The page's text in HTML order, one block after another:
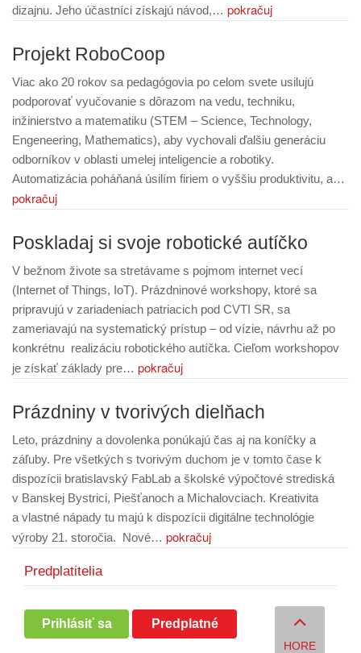
dizajnu. Jeho účastníci získajú návod,… pokračuj
Projekt RoboCoop
Viac ako 20 rokov sa pedagógovia po celom svete usilujú
podporovať vyučovanie s dôrazom na vedu, techniku,
inžinierstvo a matematiku (STEM – Science, Technology,
Engeneering, Mathematics), aby vychovali ďalšiu generáciu
odborníkov v oblasti umelej inteligencie a robotiky.
Automatizácia poháňaná úsilím firiem o vyššiu produktivitu, a…
pokračuj
Poskladaj si svoje robotické autíčko
V bežnom živote sa stretávame s pojmom internet vecí
(Internet of Things, IoT). Prázdninové workshopy, ktoré sa
pripravujú v zariadeniach patriacich pod CVTI SR, sa
zameriavajú na systematický prístup – od vízie, návrhu až po
konkrétnu realizáciu robotického autíčka. Cieľom workshopov
je získať základy pre… pokračuj
Prázdniny v tvorivých dielňach
Leto, prázdniny a dovolenka ponúkajú čas aj na koníčky a
záľuby. Pre všetkých s tvorivým duchom je v tomto čase k
dispozícii bratislavský FabLab a školské výpočtové strediská
v Banskej Bystrici, Piešťanoch a Michalovciach. Kreativita
a vlastné nápady tu majú k dispozícii digitálne technológie
výroby 21. storočia. Nové… pokračuj
Predplatitelia
Prihlásiť sa Predplatné
HORE